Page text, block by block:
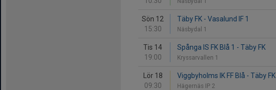
Sön 12
15:30
Täby FK - Vasalund IF 1
Näsbydal 1
Tis 14
19:00
Spånga IS FK Blå 1 - Täby FK
Kryssarvallen 1
Lör 18
09:30
Viggbyholms IK FF Blå - Täby FK
Hägernäs IP 2